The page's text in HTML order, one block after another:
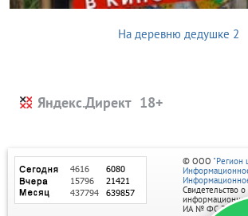
На деревню дедушке 2
Яндекс.Директ
© ООО "Регион
Свидетельство
ИА № ФС